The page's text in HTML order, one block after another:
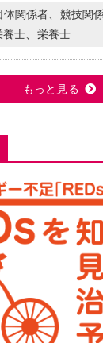
体関係者、競技関
士、栄養士
もっと見る